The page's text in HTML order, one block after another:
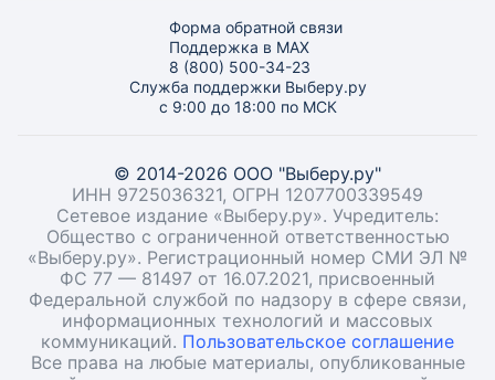
Форма обратной связи
Поддержка в MAX
8 (800) 500-34-23
Служба поддержки Выберу.ру
с 9:00 до 18:00 по МСК
© 2014-2026 ООО "Выберу.ру"
ИНН 9725036321, ОГРН 1207700339549
Сетевое издание «Выберу.ру». Учредитель:
Общество с ограниченной ответственностью
«Выберу.ру». Регистрационный номер СМИ ЭЛ №
ФС 77 — 81497 от 16.07.2021, присвоенный
Федеральной службой по надзору в сфере связи,
информационных технологий и массовых
коммуникаций. Пользовательское соглашение
Все права на любые материалы, опубликованные